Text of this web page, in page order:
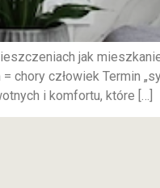
jak
człowiek Termin
i komfortu, które […]